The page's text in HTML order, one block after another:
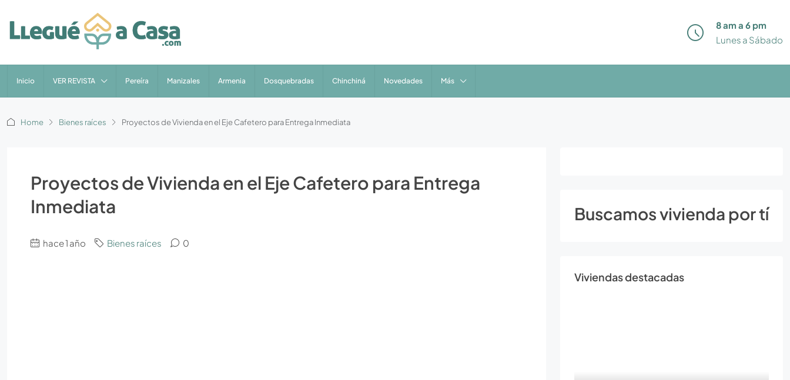
8 am a 6 pm
Lunes a Sábado
Inicio VER REVISTA Pereíra Manizales Armenia Dosquebradas Chinchiná Novedades Más
Home Bienes raíces Proyectos de Vivienda en el Eje Cafetero para Entrega Inmediata
Proyectos de Vivienda en el Eje Cafetero para Entrega
Inmediata
hace 1 año Bienes raíces 0
Buscamos vivienda por tí
Viviendas destacadas